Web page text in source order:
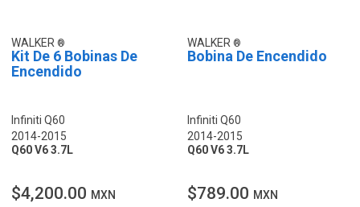
WALKER
Kit De 6 Bobinas De
Encendido
Infiniti Q60
2014-2015
Q60 V6 3.7L
$4,200.00 MXN
WALKER
Bobina De Encendido
Infiniti Q60
2014-2015
Q60 V6 3.7L
$789.00 MXN